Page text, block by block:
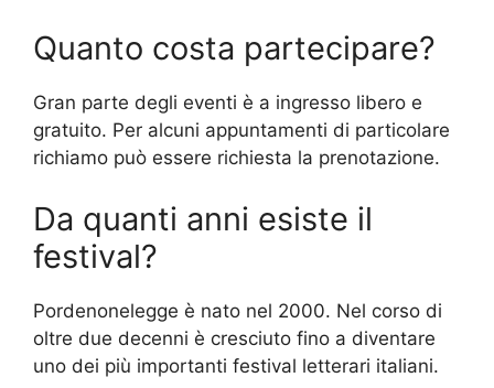
Quanto costa partecipare?
Gran parte degli eventi è a ingresso libero e
gratuito. Per alcuni appuntamenti di particolare
richiamo può essere richiesta la prenotazione.
Da quanti anni esiste il
festival?
Pordenonelegge è nato nel 2000. Nel corso di
oltre due decenni è cresciuto fino a diventare
uno dei più importanti festival letterari italiani.